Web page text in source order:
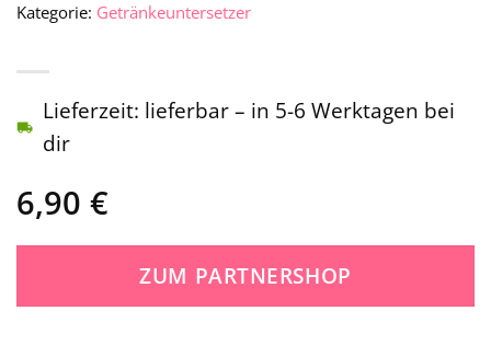
6,90 €
Lieferzeit: lieferbar – in 5-6 Werktagen bei
dir
ZUM PARTNERSHOP
Kategorie: Getränkeuntersetzer